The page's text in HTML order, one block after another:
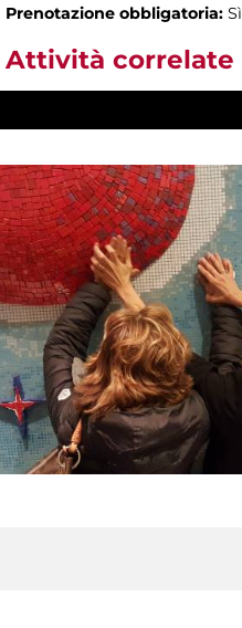
Prenotazione obbligatoria: Sì
Attività correlate